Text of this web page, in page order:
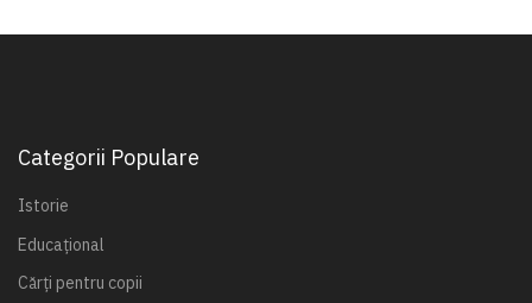
Categorii Populare
Istorie
Educațional
Cărți pentru copii